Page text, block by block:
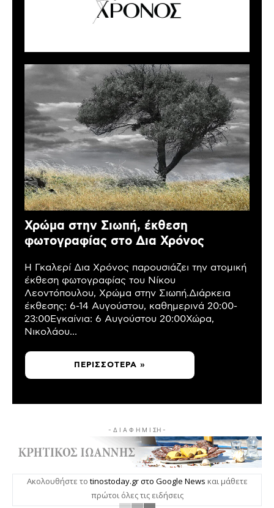
Χρώμα στην Σιωπή, έκθεση
φωτογραφίας στο Δια Χρόνος
Η Γκαλερί Δια Χρόνος παρουσιάζει την ατομική
έκθεση φωτογραφίας του Νίκου
Λεοντόπουλου, Χρώμα στην Σιωπή.Διάρκεια
έκθεσης: 6-14 Αυγούστου, καθημερινά 20:00-
23:00Εγκαίνια: 6 Αυγούστου 20:00Χώρα,
Νικολάου...
ΠΕΡΙΣΣΌΤΕΡΑ »
- Δ Ι Α Φ Η Μ Ι ΣΗ -
Ακολουθήστε το tinostoday.gr στο Google News και μάθετε
πρώτοι όλες τις ειδήσεις